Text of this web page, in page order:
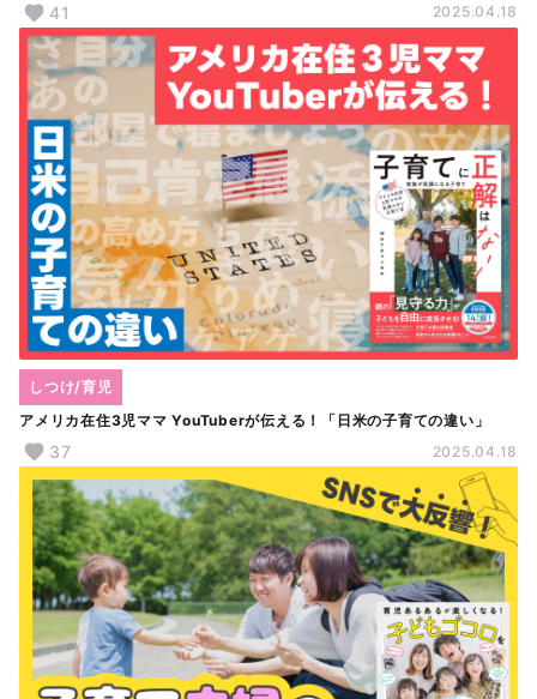
41 2025.04.18
アメリカ在住3児ママ YouTuberが伝える！「日米の子育ての違い」
しつけ/育児
37 2025.04.18